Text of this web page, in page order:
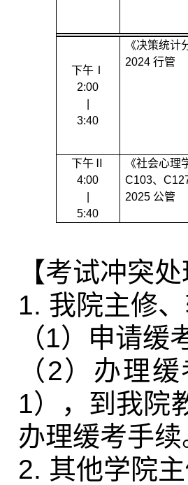
下午Ⅰ
2:00
3:40
《决策统计
2024 行管
下午Ⅱ
4:00
5:40
《社会心理
C103、
2025 公管
【考试冲突处
1. 我院主修
（1）申请缓
（ 2）办理
1），到我院
办理缓考手续
2. 其他学院